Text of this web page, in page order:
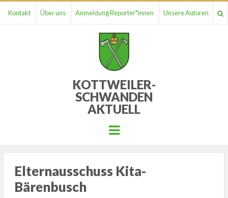
Kontakt Über uns Anmeldung Reporter*innen Unsere Autoren
KOTTWEILER-
SCHWANDEN
AKTUELL
Menu
Elternausschuss Kita-
Bärenbusch